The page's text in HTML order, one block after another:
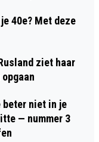
40e? Met deze
ziet haar
beter niet in je
— nummer 3